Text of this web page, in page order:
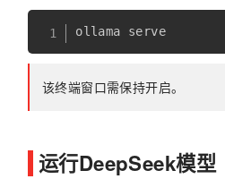
该终端窗口需保持开启。
运行DeepSeek模型